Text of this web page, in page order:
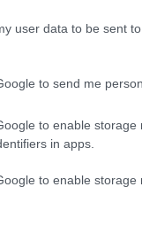
user data to be sent
to send me
to enable
in apps.
to enable